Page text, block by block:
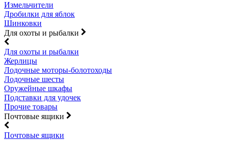
Измельчители
Дробилки для яблок
Шинковки
Для охоты и рыбалки
Для охоты и рыбалки
Жерлицы
Лодочные моторы-болотоходы
Лодочные шесты
Оружейные шкафы
Подставки для удочек
Прочие товары
Почтовые ящики
Почтовые ящики